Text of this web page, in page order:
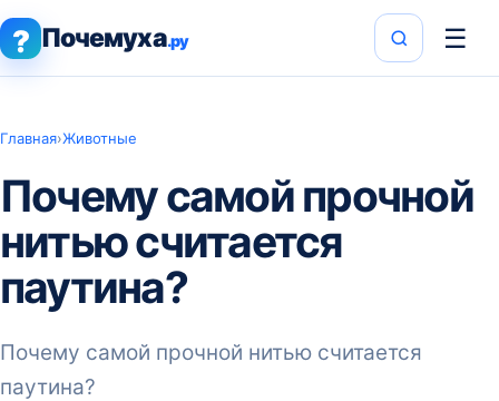
? Почемуха.ру ☰
Главная›Животные
Почему самой прочной
нитью считается
паутина?
Почему самой прочной нитью считается
паутина?